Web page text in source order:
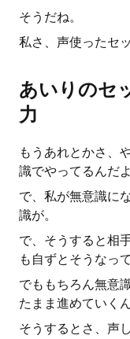
そうだね。
私さ、声使ったセ
あいりのセ
力
もうあれとかさ、
識でやってるんだよ
で、私が無意識に
識が。
で、そうすると相
も自ずとそうなっ
でももちろん無意
たまま進めていく
そうするとさ、声